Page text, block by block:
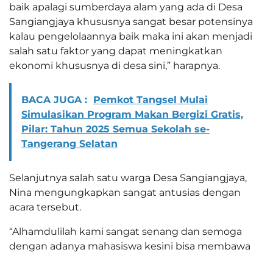
baik apalagi sumberdaya alam yang ada di Desa
Sangiangjaya khususnya sangat besar potensinya
kalau pengelolaannya baik maka ini akan menjadi
salah satu faktor yang dapat meningkatkan
ekonomi khususnya di desa sini,” harapnya.
BACA JUGA : Pemkot Tangsel Mulai
Simulasikan Program Makan Bergizi Gratis,
Pilar: Tahun 2025 Semua Sekolah se-
Tangerang Selatan
Selanjutnya salah satu warga Desa Sangiangjaya,
Nina mengungkapkan sangat antusias dengan
acara tersebut.
“Alhamdulilah kami sangat senang dan semoga
dengan adanya mahasiswa kesini bisa membawa